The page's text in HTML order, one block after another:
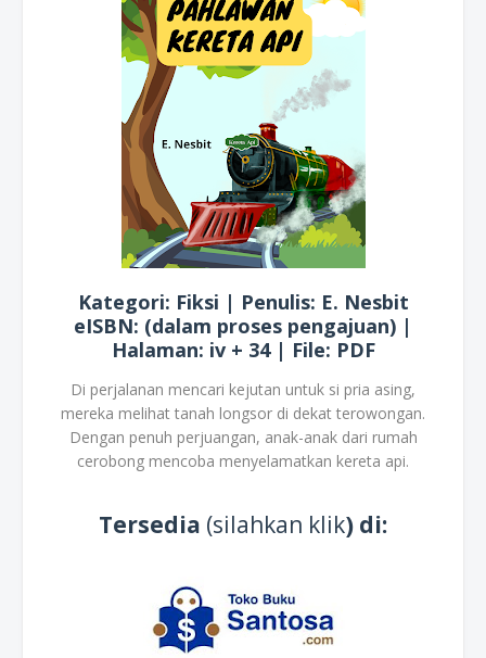
Kategori: Fiksi | Penulis: E. Nesbit
eISBN: (dalam proses pengajuan) |
Halaman: iv + 34 | File: PDF
Di perjalanan mencari kejutan untuk si pria asing,
mereka melihat tanah longsor di dekat terowongan.
Dengan penuh perjuangan, anak-anak dari rumah
cerobong mencoba menyelamatkan kereta api.
Tersedia (silahkan klik) di: